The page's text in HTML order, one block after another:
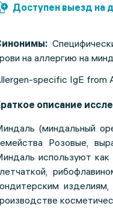
Доступен выезд на
на аллергию на
specific IgE from
описание
(миндальный
Розовые,
используют как